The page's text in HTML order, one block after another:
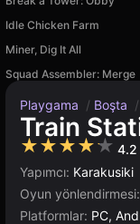
Idle Chicken Farm
Miner, Dig It All
Squad Assembler: Merge
Playgama / Boşta /
Train
★★★★★ 4.2
Yapımcı: Karakusiki
Oyun yönlendirmesi:
Platformlar: PC,